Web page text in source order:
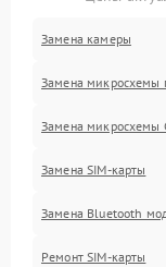
Замена камеры
Замена микросхемы
Замена микросхемы
Замена SIM-карты
Замена Bluetooth
Ремонт SIM-карты